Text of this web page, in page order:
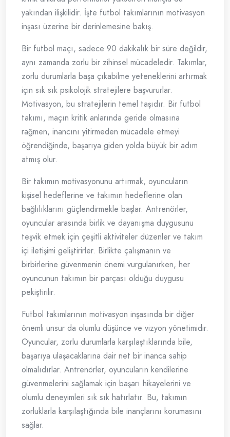
yakından ilişkilidir. İşte futbol takımlarının motivasyon
inşası üzerine bir derinlemesine bakış.
Bir futbol maçı, sadece 90 dakikalık bir süre değildir,
aynı zamanda zorlu bir zihinsel mücadeledir. Takımlar,
zorlu durumlarla başa çıkabilme yeteneklerini artırmak
için sık sık psikolojik stratejilere başvururlar.
Motivasyon, bu stratejilerin temel taşıdır. Bir futbol
takımı, maçın kritik anlarında geride olmasına
rağmen, inancını yitirmeden mücadele etmeyi
öğrendiğinde, başarıya giden yolda büyük bir adım
atmış olur.
Bir takımın motivasyonunu artırmak, oyuncuların
kişisel hedeflerine ve takımın hedeflerine olan
bağlılıklarını güçlendirmekle başlar. Antrenörler,
oyuncular arasında birlik ve dayanışma duygusunu
teşvik etmek için çeşitli aktiviteler düzenler ve takım
içi iletişimi geliştirirler. Birlikte çalışmanın ve
birbirlerine güvenmenin önemi vurgulanırken, her
oyuncunun takımın bir parçası olduğu duygusu
pekiştirilir.
Futbol takımlarının motivasyon inşasında bir diğer
önemli unsur da olumlu düşünce ve vizyon yönetimidir.
Oyuncular, zorlu durumlarla karşılaştıklarında bile,
başarıya ulaşacaklarına dair net bir inanca sahip
olmalıdırlar. Antrenörler, oyuncuların kendilerine
güvenmelerini sağlamak için başarı hikayelerini ve
olumlu deneyimleri sık sık hatırlatır. Bu, takımın
zorluklarla karşılaştığında bile inançlarını korumasını
sağlar.